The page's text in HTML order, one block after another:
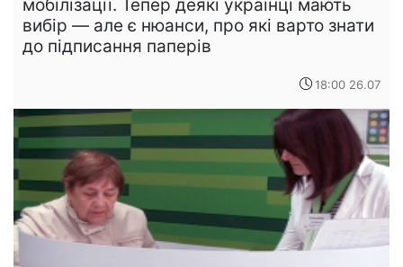
мобілізації. Тепер деякі українці мають
вибір — але є нюанси, про які варто знати
до підписання паперів
18:00 26.07